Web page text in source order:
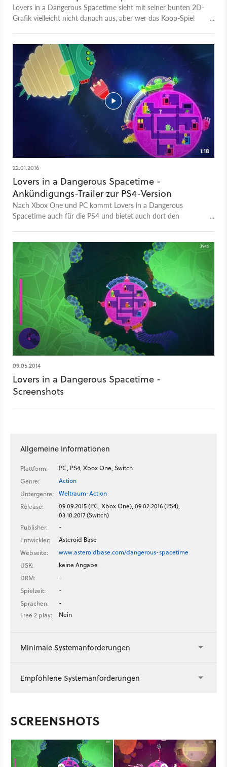
Lovers in a Dangerous Spacetime sieht mit seiner bunten 2D-
Grafik vielleicht nicht danach aus, aber wer das Koop-Spiel
auch mit vier Spielern im Koop erleben, denn der Entwickler
hat ein Update veröffentlicht, das die Zahl der Spieler von zwei
auf vier erhöht.
1:18
22.01.2016
Lovers in a Dangerous Spacetime -
Ankündigungs-Trailer zur PS4-Version
Nach Xbox One und PC kommt Lovers in a Dangerous
Spacetime auch für die PS4 und bietet auch dort den
09.05.2014
Lovers in a Dangerous Spacetime -
Screenshots
Allgemeine Informationen
Plattform:
PC, PS4, Xbox One, Switch
Genre:
Action
Untergenre:
Weltraum-Action
Release:
09.09.2015 (PC, Xbox One), 09.02.2016 (PS4),
03.10.2017 (Switch)
Publisher:
-
Entwickler:
Asteroid Base
Webseite:
www.asteroidbase.com/dangerous-spacetime
USK:
keine Angabe
DRM:
-
Spielzeit:
-
Sprachen:
-
Free 2 play:
Nein
Minimale Systemanforderungen
Empfohlene Systemanforderungen
SCREENSHOTS